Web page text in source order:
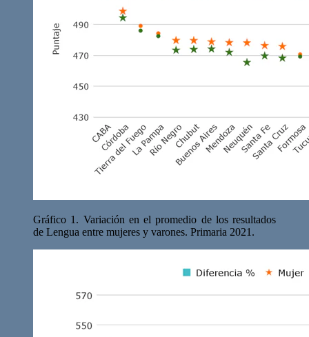
Gráfico 1. Variación en el promedio de los resultados
de Lengua entre mujeres y varones. Primaria 2021.